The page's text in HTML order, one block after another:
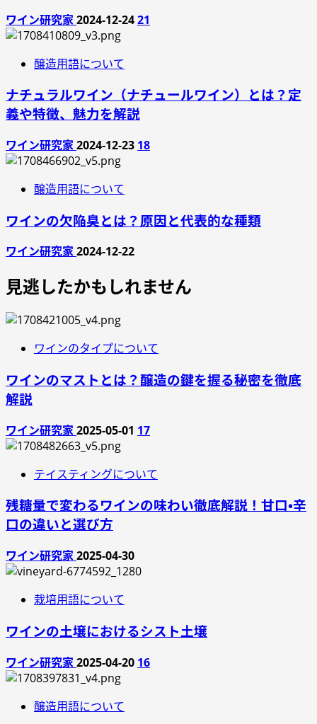
ワイン研究家2024-12-2421
醸造用語について
ナチュラルワイン（ナチュールワイン）とは？定
義や特徴、魅力を解説
ワイン研究家2024-12-23 18
醸造用語について
ワインの欠陥臭とは？原因と代表的な種類
ワイン研究家2024-12-22
見逃したかもしれません
ワインのタイプについて
ワインのマストとは？醸造の鍵を握る秘密を徹底
解説
ワイン研究家2025-05-01 17
テイスティングについて
残糖量で変わるワインの味わい徹底解説！甘口・辛
口の違いと選び方
ワイン研究家2025-04-30
栽培用語について
ワインの土壌におけるシスト土壌
ワイン研究家2025-04-20 16
醸造用語について